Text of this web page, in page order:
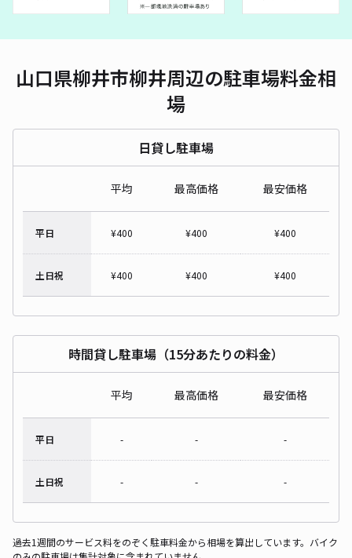
山口県柳井市柳井周辺の駐車場料金相
場
日貸し駐車場
平均 最高価格 最安価格
平日 ¥400 ¥400 ¥400
土日祝 ¥400 ¥400 ¥400
時間貸し駐車場（15分あたりの料金）
平均 最高価格 最安価格
平日 - - -
土日祝 - - -
過去1週間のサービス料をのぞく駐車料金から相場を算出しています。バイク